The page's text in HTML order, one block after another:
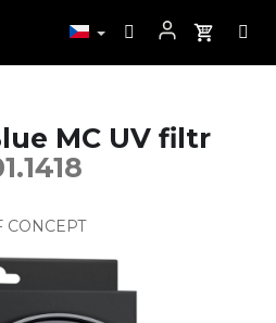
MC UV filtr
CONCEPT